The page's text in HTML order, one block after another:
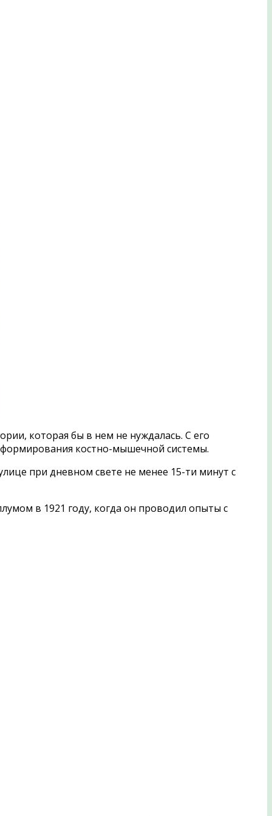
которая бы в нем не нуждалась. С его
костно-мышечной системы.
при дневном свете не менее 15-ти минут с
в 1921 году, когда он проводил опыты с